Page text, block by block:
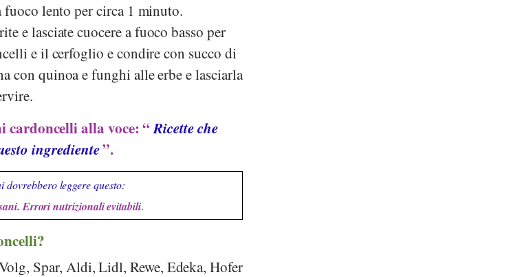
fuoco lento per circa 1 minuto.
e lasciate cuocere a fuoco basso per
e il cerfoglio e condire con succo di
con quinoa e funghi alle erbe e lasciarla
cardoncelli alla voce: “Ricette che
ingrediente”.
dovrebbero leggere questo:
Errori nutrizionali evitabili.
, Spar, Aldi,Lidl, Rewe, Edeka,Hofer